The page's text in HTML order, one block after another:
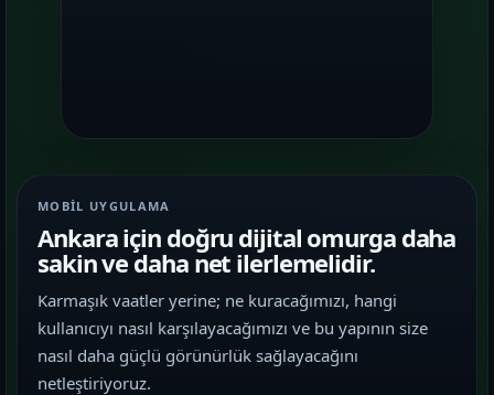
MOBIL UYGULAMA
Ankara için doğru dijital omurga daha
sakin ve daha net ilerlemelidir.
Karmaşık vaatler yerine; ne kuracağımızı, hangi
kullanıcıyı nasıl karşılayacağımızı ve bu yapının size
nasıl daha güçlü görünürlük sağlayacağını
netleştiriyoruz.